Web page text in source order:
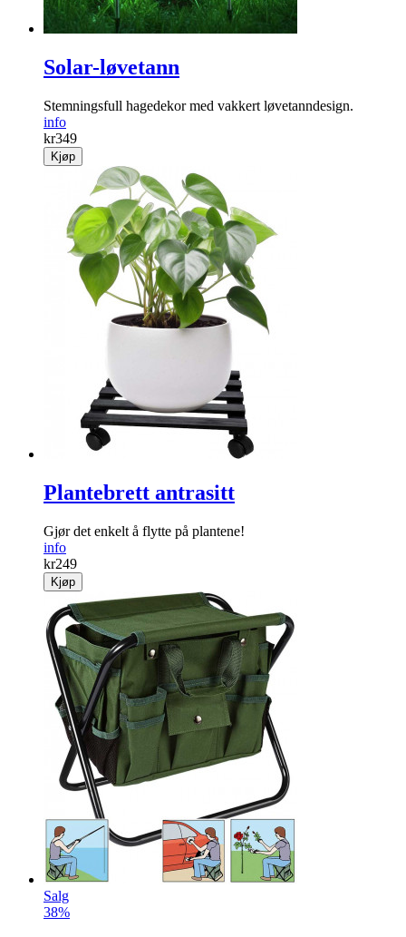
Solar-løvetann
Stemningsfull hagedekor med vakkert løve­tanndesign.
info
kr349
Kjøp
Plantebrett antrasitt
Gjør det enkelt å flytte på ­plantene!
info
kr249
Kjøp
Salg
38%